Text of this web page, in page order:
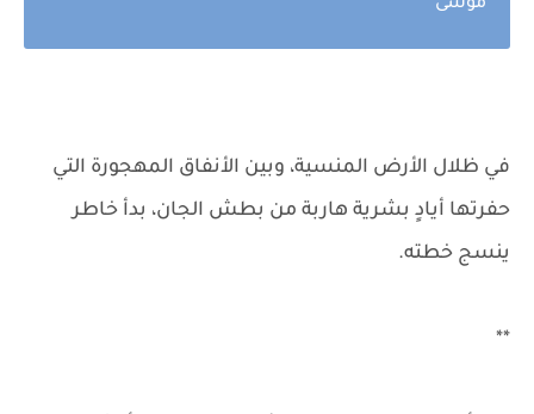
موسى
في ظلال الأرض المنسية، وبين الأنفاق المهجورة التي
حفرتها أيادٍ بشرية هاربة من بطش الجان، بدأ خاطر
ينسج خطته.
**